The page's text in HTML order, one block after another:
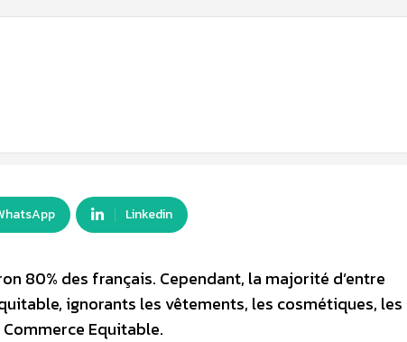
Linkedin
80% des français. Cependant, la majorité d’entre
ignorants les vêtements, les cosmétiques, les
Commerce Equitable.